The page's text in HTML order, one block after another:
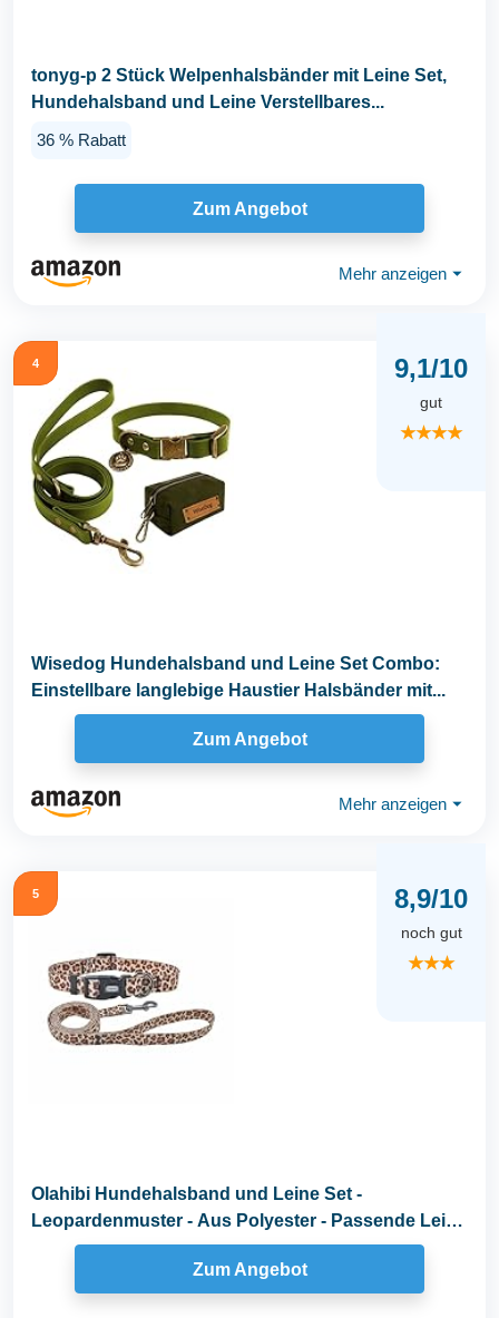
tonyg-p 2 Stück Welpenhalsbänder mit Leine Set,
Hundehalsband und Leine Verstellbares...
36 % Rabatt
Zum Angebot
Mehr anzeigen ⏷
4 9,1/10
gut
★★★★
Wisedog Hundehalsband und Leine Set Combo:
Einstellbare langlebige Haustier Halsbänder mit...
Zum Angebot
Mehr anzeigen ⏷
5 8,9/10
noch gut
★★★
Olahibi Hundehalsband und Leine Set -
Leopardenmuster - Aus Polyester - Passende Leine
von 150 cm...
Zum Angebot